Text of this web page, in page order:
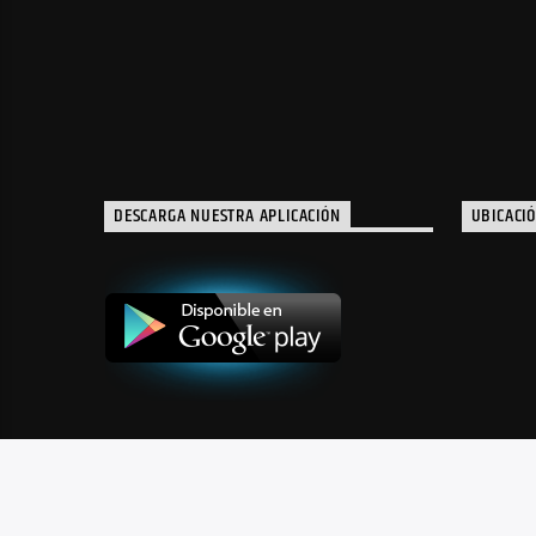
DESCARGA NUESTRA APLICACIÓN